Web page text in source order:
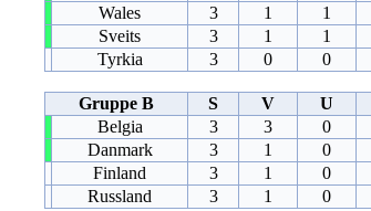
Wales
3 1 1
Sveits
3 1 1
Tyrkia
3 0 0
Gruppe B S V U
Belgia
3 3 0
Danmark
3 1 0
Finland
3 1 0
Russland
3 1 0